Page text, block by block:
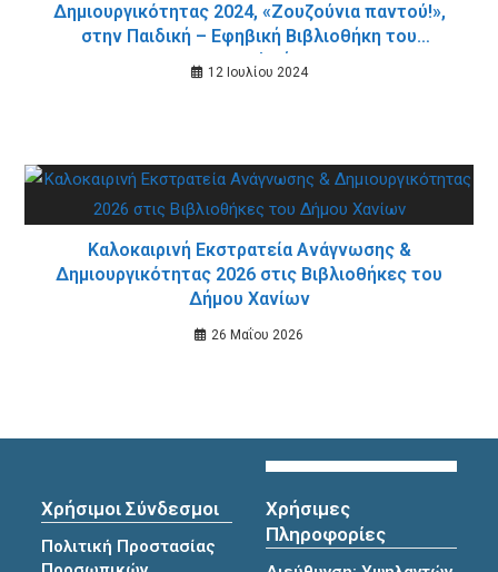
Δημιουργικότητας 2024, «Ζουζούνια παντού!»,
στην Παιδική – Εφηβική Βιβλιοθήκη του
Δημοτικού Κήπου
12 Ιουλίου 2024
Καλοκαιρινή Εκστρατεία Ανάγνωσης &
Δημιουργικότητας 2026 στις Βιβλιοθήκες του
Δήμου Χανίων
26 Μαΐου 2026
Χρήσιμοι Σύνδεσμοι
Πολιτική Προστασίας
Χρήσιμες
Πληροφορίες